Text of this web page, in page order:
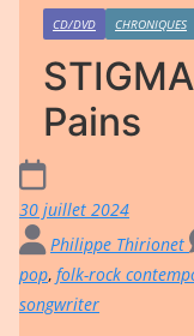
CD/DVD CHRONIQUES
Pains
30 juillet 2024
Philippe Thirionet
pop, folk-rock
songwriter